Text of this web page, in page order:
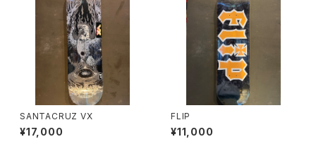
SANTACRUZ VX
¥17,000
FLIP
¥11,000